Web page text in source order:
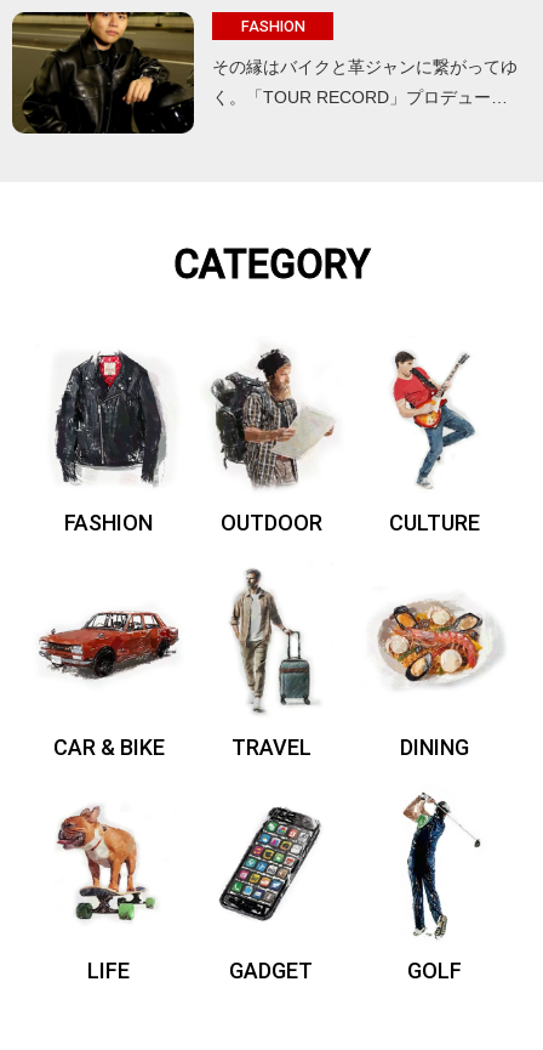
FASHION
その縁はバイクと革ジャンに繋がってゆ
く。「TOUR RECORD」プロデュー…
CATEGORY
FASHION OUTDOOR CULTURE
CAR & BIKE TRAVEL DINING
LIFE GADGET GOLF